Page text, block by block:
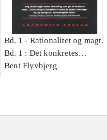
Bd. 1 - Rationalitet og magt.
Bd. 1 : Det konkretes
videnskab
Bent Flyvbjerg